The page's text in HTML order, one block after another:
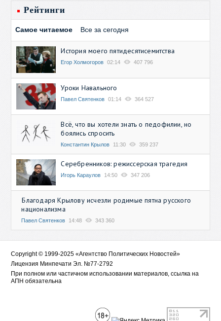
Рейтинги
Самое читаемое Все за сегодня
История моего пятидесятисемитства
Егор Холмогоров 02:14 407 796
Уроки Навального
Павел Святенков 01:14 364 527
Всё, что вы хотели знать о педофилии, но
боялись спросить
Константин Крылов 11:30 359 237
Серебренников: режиссерская трагедия
Игорь Караулов 14:50 347 206
Благодаря Крылову исчезли родимые пятна русского
национализма
Павел Святенков 14:48 343 360
Copyright © 1999-2025 «Агентство Политических Новостей»
Лицензия Минпечати Эл. №77-2792
При полном или частичном использовании материалов, ссылка на
АПН обязательна